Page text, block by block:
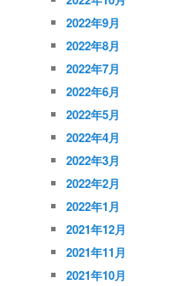
2022年9月
2022年8月
2022年7月
2022年6月
2022年5月
2022年4月
2022年3月
2022年2月
2022年1月
2021年12月
2021年11月
2021年10月